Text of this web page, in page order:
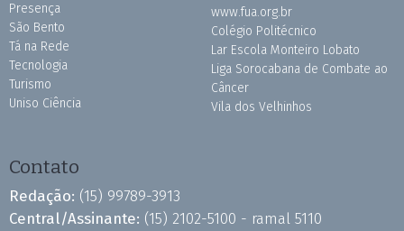
Presença
São Bento
Tá na Rede
Tecnologia
Turismo
Uniso Ciência
www.fua.org.br
Colégio Politécnico
Lar Escola Monteiro Lobato
Liga Sorocabana de Combate ao
Câncer
Vila dos Velhinhos
Contato
Redação: (15) 99789-3913
Central/Assinante: (15) 2102-5100 - ramal 5110